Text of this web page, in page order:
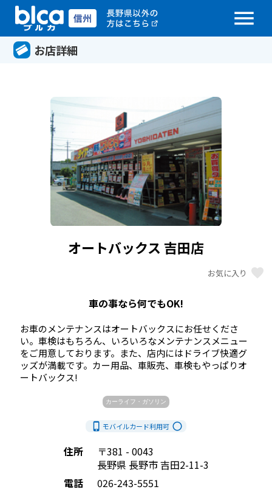
menu
お店詳細
オートバックス 吉田店
お気に入り favorite
車の事なら何でもOK!
お車のメンテナンスはオートバックスにお任せくださ
い。車検はもちろん、いろいろなメンテナンスメニュー
をご用意しております。また、店内にはドライブ快適グ
ッズが満載です。カー用品、車販売、車検もやっぱりオ
ートバックス!
カーライフ・ガソリン
phone_iphone モバイルカード利用可 radio_button_unchecked
住所
〒381 - 0043
長野県 長野市 吉田2-11-3
電話
026-243-5551